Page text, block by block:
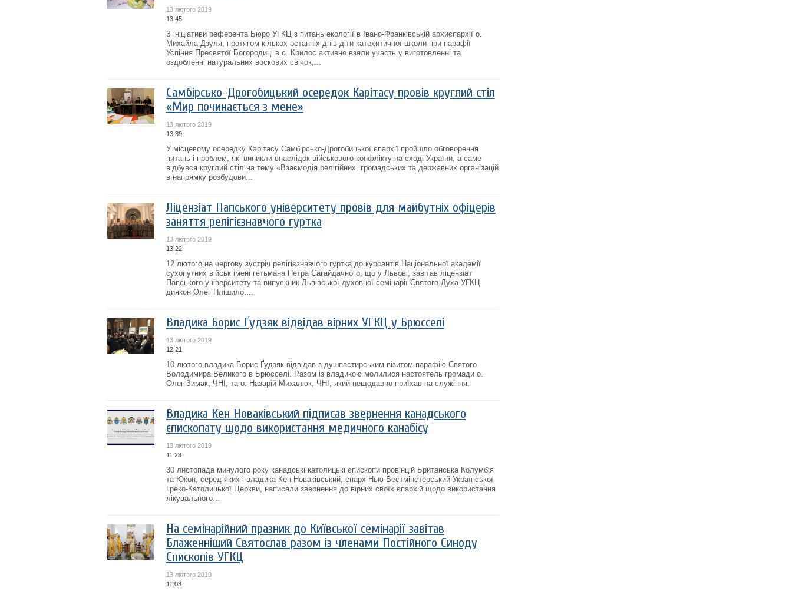
13 лютого 2019
13:45
З ініціативи референта Бюро УГКЦ з питань екології в Івано-Франківській архиєпархії о.
Михайла Дзуля, протягом кількох останніх днів діти катехитичної школи при парафії
Успіння Пресвятої Богородиці в с. Крилос активно взяли участь у виготовленні та
оздобленні натуральних воскових свічок,...
Самбірсько-Дрогобицький осередок Карітасу провів круглий стіл
«Мир починається з мене»
13 лютого 2019
13:39
У місцевому осередку Карітасу Самбірсько-Дрогобицької єпархії пройшло обговорення
питань і проблем, які виникли внаслідок військового конфлікту на сході України, а саме
відбувся круглий стіл на тему «Взаємодія релігійних, громадських та державних організацій
в напрямку розбудови...
Ліцензіат Папського університету провів для майбутніх офіцерів
заняття релігієзнавчого гуртка
13 лютого 2019
13:22
12 лютого на чергову зустріч релігієзнавчого гуртка до курсантів Національної академії
сухопутних військ імені гетьмана Петра Сагайдачного, що у Львові, завітав ліцензіат
Папського університету та випускник Львівської духовної семінарії Святого Духа УГКЦ
диякон Олег Плішило....
Владика Борис Ґудзяк відвідав вірних УГКЦ у Брюсселі
13 лютого 2019
12:21
10 лютого владика Борис Ґудзяк відвідав з душпастирським візитом парафію Святого
Володимира Великого в Брюсселі. Разом із владикою молилися настоятель громади о.
Олег Зимак, ЧНІ, та о. Назарій Михалюк, ЧНІ, який нещодавно приїхав на служіння.
Владика Кен Новаківський підписав звернення канадського
єпископату щодо використання медичного канабісу
13 лютого 2019
11:23
30 листопада минулого року канадські католицькі єпископи провінцій Британська Колумбія
та Юкон, серед яких і владика Кен Новаківський, єпарх Нью-Вестмінстерський Української
Греко-Католицької Церкви, написали звернення до вірних своїх єпархій щодо використання
лікувального...
На семінарійний празник до Київської семінарії завітав
Блаженніший Святослав разом із членами Постійного Синоду
Єпископів УГКЦ
13 лютого 2019
11:03